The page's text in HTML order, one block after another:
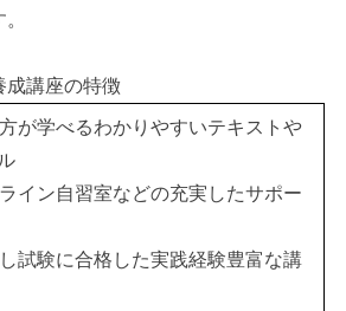
成講座の特徴
が学べるわかりやすいテキストや
イン自習室などの充実したサポー
試験に合格した実践経験豊富な講